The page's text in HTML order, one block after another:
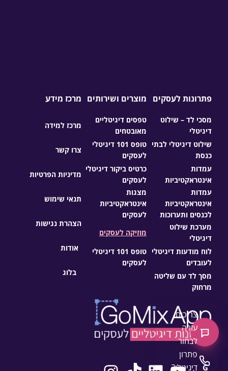
פתרונות לעסקים
מסכי לד – שילוט
דיגיטלי
שילוט דיגיטלי לבתי
כנסת
עמדות
אינטראקטיביות
עמדות
אינטראקטיביות
לכנסים ותערוכות
מערכת שילוט
דיגיטלי
לוח מודעות דיגיטלי
לעובדים
מסך לד עם שליטה
מרחוק
מוצרים ושירותים
טפסים דיגיטליים
מאובטחים
טופס 101 דיגיטלי
לעסקים
כרטיס ביקור דיגיטלי
לעסקים
מצגות
אינטראקטיביות
לעסקים
מוזיקה לעסקים
טופס 101 דיגיטלי
לעסקים
מרכז מידע
מרכז למידה
צרו קשר
מדיניות הפרטיות
תנאי שימוש
הצהרת נגישות
אודות
בלוג
התקשרו
צ'אט חדש
G
צריכים
עזרה
לבחור
פתרון
דיגיטלי?
×